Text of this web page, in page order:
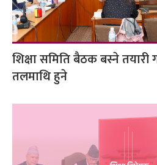
शिक्षा समिति बैठक बस्ने तयारी
तलमाथि हुने